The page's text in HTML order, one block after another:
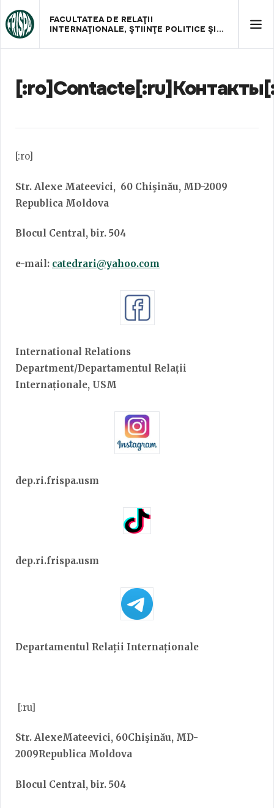
FACULTATEA DE RELAŢII
INTERNAŢIONALE, ŞTIINŢE POLITICE ŞI
[:ro]
Str. Alexe Mateevici, 60 Chişinău, MD-2009
Republica Moldova
Blocul Central, bir. 504
e-mail: catedrari@yahoo.com
International Relations
Department/Departamentul Relații
Internaționale, USM
dep.ri.frispa.usm
dep.ri.frispa.usm
Departamentul Relații Internaționale
[:ru]
Str. AlexeMateevici, 60Chişinău, MD-
2009Republica Moldova
Blocul Central, bir. 504